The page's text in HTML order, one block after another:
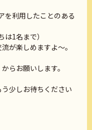
を利用したことのある
1名まで）
が楽しめますよ～。
からお願いします。
少しお待ちください